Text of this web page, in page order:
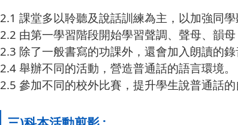
2.1 課堂多以聆聽及說話訓練為主，以加強同
2.2 由第一學習階段開始學習聲調、聲母、韻
2.3 除了一般書寫的功課外，還會加入朗讀的
2.4 舉辦不同的活動，營造普通話的語言環境。
2.5 參加不同的校外比賽，提升學生說普通話的